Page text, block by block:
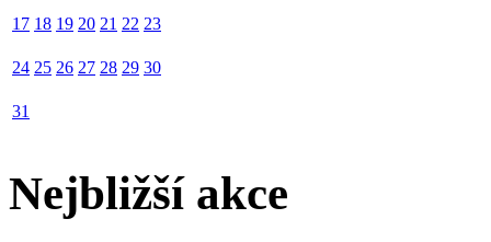
17 18 19 20 21 22 23
24 25 26 27 28 29 30
31
Nejbližší akce